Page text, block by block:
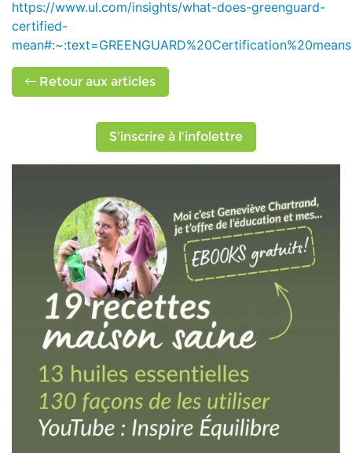
https://www.ul.com/insights/what-does-greenguard-
certified-
Retour aux articles
S'inscrire à l'infolettre